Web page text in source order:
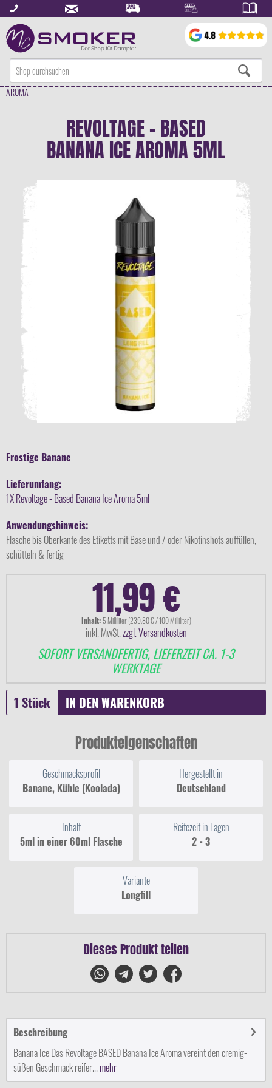
AROMA
REVOLTAGE - BASED
BANANA ICE AROMA 5ML
Frostige Banane
Lieferumfang:
1X Revoltage - Based Banana Ice Aroma 5ml
Anwendungshinweis:
Flasche bis Oberkante des Etiketts mit Base und / oder Nikotinshots auffüllen,
schütteln & fertig
11,99 €
Inhalt: 5 Milliliter (239,80 € / 100 Milliliter)
inkl. MwSt.zzgl. Versandkosten
SOFORT VERSANDFERTIG, LIEFERZEIT CA. 1-3
WERKTAGE
IN DEN WARENKORB
Produkteigenschaften
Geschmacksprofil
Banane, Kühle (Koolada)
Hergestellt in
Deutschland
Inhalt
5ml in einer 60ml Flasche
Reifezeit in Tagen
2 - 3
Variante
Longfill
Dieses Produkt teilen
Beschreibung
Banana Ice Das Revoltage BASED Banana Ice Aroma vereint den cremig-
süßen Geschmack reifer...mehr